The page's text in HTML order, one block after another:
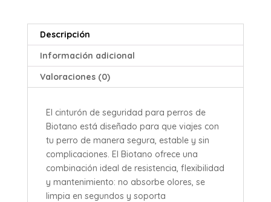
Descripción
Información adicional
Valoraciones (0)
El cinturón de seguridad para perros de
Biotano está diseñado para que viajes con
tu perro de manera segura, estable y sin
complicaciones. El Biotano ofrece una
combinación ideal de resistencia, flexibilidad
y mantenimiento: no absorbe olores, se
limpia en segundos y soporta